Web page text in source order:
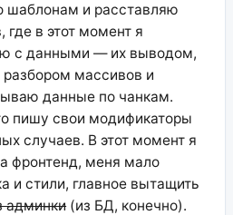
шаблонам и расставляю
в этот момент я
с данными — их выводом,
массивов и
данные по чанкам.
пишу свои модификаторы
случаев. В этот момент я
фронтенд, меня мало
и стили, главное вытащить
админки(из БД, конечно).